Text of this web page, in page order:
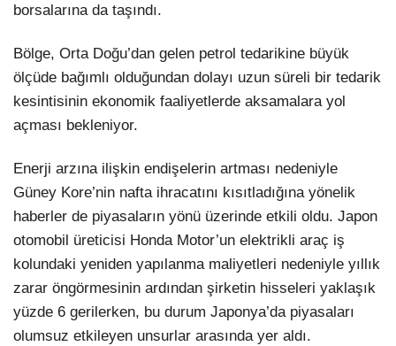
borsalarına da taşındı.
Bölge, Orta Doğu’dan gelen petrol tedarikine büyük
ölçüde bağımlı olduğundan dolayı uzun süreli bir tedarik
kesintisinin ekonomik faaliyetlerde aksamalara yol
açması bekleniyor.
Enerji arzına ilişkin endişelerin artması nedeniyle
Güney Kore’nin nafta ihracatını kısıtladığına yönelik
haberler de piyasaların yönü üzerinde etkili oldu. Japon
otomobil üreticisi Honda Motor’un elektrikli araç iş
kolundaki yeniden yapılanma maliyetleri nedeniyle yıllık
zarar öngörmesinin ardından şirketin hisseleri yaklaşık
yüzde 6 gerilerken, bu durum Japonya’da piyasaları
olumsuz etkileyen unsurlar arasında yer aldı.